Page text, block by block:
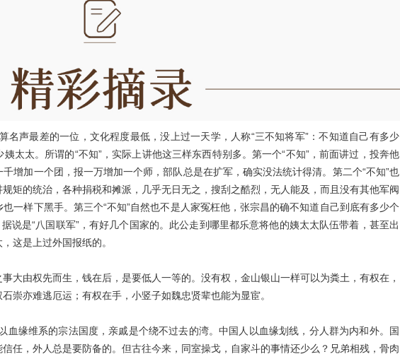
声最差的一位，文化程度最低，没上过一天学，人称“三不知将军”：不知道自己有多少
太太。所谓的“不知”，实际上讲他这三样东西特别多。第一个“不知”，前面讲过，投奔他
增加一个团，报一万增加一个师，部队总是在扩军，确实没法统计得清。第二个“不知”也
矩的统治，各种捐税和摊派，几乎无日无之，搜刮之酷烈，无人能及，而且没有其他军阀
一样下黑手。第三个“不知”自然也不是人家冤枉他，张宗昌的确不知道自己到底有多少个
说是“八国联军”，有好几个国家的。此公走到哪里都乐意将他的姨太太队伍带着，甚至出
这是上过外国报纸的。
大由权先而生，钱在后，是要低人一等的。没有权，金山银山一样可以为粪土，有权在，
崇亦难逃厄运；有权在手，小竖子如魏忠贤辈也能为显宦。
血缘维系的宗法国度，亲戚是个绕不过去的湾。中国人以血缘划线，分人群为内和外。国
任，外人总是要防备的。但古往今来，同室操戈，自家斗的事情还少么？兄弟相残，骨肉